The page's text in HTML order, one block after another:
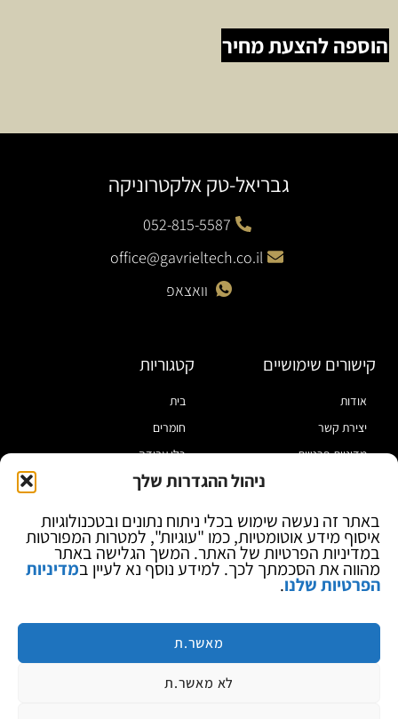
ניהול ההגדרות שלך
באתר זה נעשה שימוש בכלי ניתוח נתונים ובטכנולוגיות
איסוף מידע אוטומטיות, כמו "עוגיות", למטרות המפורטות
במדיניות הפרטיות של האתר. המשך הגלישה באתר
מהווה את הסכמתך לכך. למידע נוסף נא לעיין במדיניות
הפרטיות שלנו.
מאשר.ת
לא מאשר.ת
הוספה להצעת מחיר
גבריאל-טק אלקטרוניקה
052-815-5587
office@gavrieltech.co.il
וואצאפ
קישורים שימושיים
אודות
יצירת קשר
מדיניות פרטיות
בלוג
קטגוריות
בית
חומרים
כלי עבודה
מוצרי הלחמה
ספקי כח ומודדים
ציוד אופטי להגדלה
מותגים